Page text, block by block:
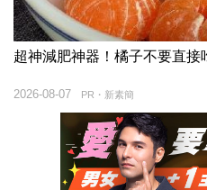
超神減肥神器！橘子不要直
PR・新素簡
2026-08-07